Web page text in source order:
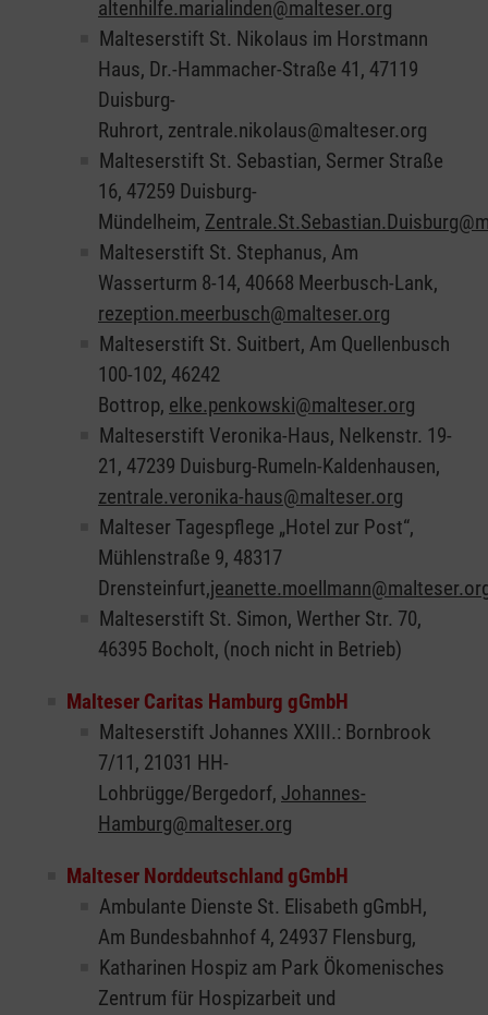
altenhilfe.marialinden@malteser.org
Malteserstift St. Nikolaus im Horstmann
Haus, Dr.-Hammacher-Straße 41, 47119
Duisburg-
Ruhrort, zentrale.nikolaus@malteser.org
Malteserstift St. Sebastian, Sermer Straße
16, 47259 Duisburg-
Mündelheim,
Malteserstift St. Stephanus, Am
Wasserturm 8-14, 40668 Meerbusch-Lank,
rezeption.meerbusch@malteser.org
Malteserstift St. Suitbert, Am Quellenbusch
100-102, 46242
Bottrop, elke.penkowski@malteser.org
Malteserstift Veronika-Haus, Nelkenstr. 19-
21, 47239 Duisburg-Rumeln-Kaldenhausen,
zentrale.veronika-haus@malteser.org
Malteser Tagespflege „Hotel zur Post“,
Mühlenstraße 9, 48317
Drensteinfurt,
Malteserstift St. Simon, Werther Str. 70,
46395 Bocholt, (noch nicht in Betrieb)
Malteser Caritas Hamburg gGmbH
Malteserstift Johannes XXIII.: Bornbrook
7/11, 21031 HH-
Lohbrügge/Bergedorf, Johannes-
Hamburg@malteser.org
Malteser Norddeutschland gGmbH
Ambulante Dienste St. Elisabeth gGmbH,
Am Bundesbahnhof 4, 24937 Flensburg,
Katharinen Hospiz am Park Ökomenisches
Zentrum für Hospizarbeit und